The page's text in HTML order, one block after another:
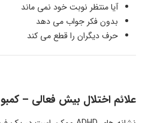
آیا منتظر نوبت خود نمی ماند
بدون فکر جواب می دهد
حرف دیگران را قطع می کند
علائم اختلال بیش فعالی –